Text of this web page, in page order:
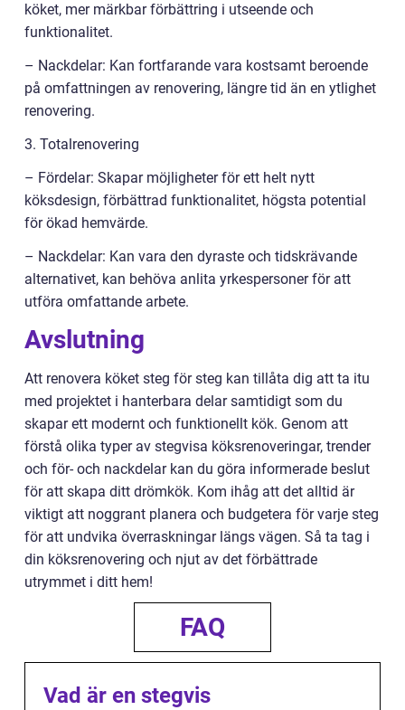
köket, mer märkbar förbättring i utseende och
funktionalitet.
– Nackdelar: Kan fortfarande vara kostsamt beroende
på omfattningen av renovering, längre tid än en ytlighet
renovering.
3. Totalrenovering
– Fördelar: Skapar möjligheter för ett helt nytt
köksdesign, förbättrad funktionalitet, högsta potential
för ökad hemvärde.
– Nackdelar: Kan vara den dyraste och tidskrävande
alternativet, kan behöva anlita yrkespersoner för att
utföra omfattande arbete.
Avslutning
Att renovera köket steg för steg kan tillåta dig att ta itu
med projektet i hanterbara delar samtidigt som du
skapar ett modernt och funktionellt kök. Genom att
förstå olika typer av stegvisa köksrenoveringar, trender
och för- och nackdelar kan du göra informerade beslut
för att skapa ditt drömkök. Kom ihåg att det alltid är
viktigt att noggrant planera och budgetera för varje steg
för att undvika överraskningar längs vägen. Så ta tag i
din köksrenovering och njut av det förbättrade
utrymmet i ditt hem!
FAQ
Vad är en stegvis